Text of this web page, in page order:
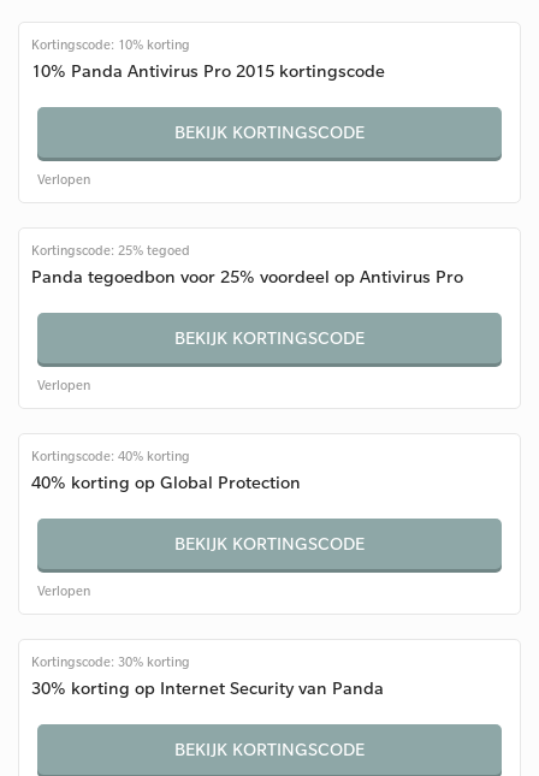
Kortingscode: 10% korting
10% Panda Antivirus Pro 2015 kortingscode
BEKIJK KORTINGSCODE
Verlopen
Kortingscode: 25% tegoed
Panda tegoedbon voor 25% voordeel op Antivirus Pro
BEKIJK KORTINGSCODE
Verlopen
Kortingscode: 40% korting
40% korting op Global Protection
BEKIJK KORTINGSCODE
Verlopen
Kortingscode: 30% korting
30% korting op Internet Security van Panda
BEKIJK KORTINGSCODE